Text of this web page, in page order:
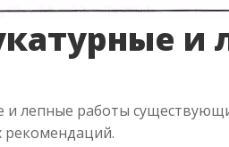
и
лепные работы
рекомендаций.